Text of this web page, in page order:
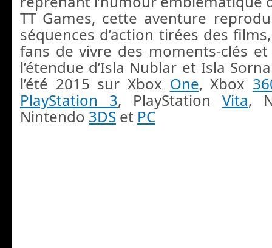
TT Games, cette aventure
séquences d’action tirées des
fans de vivre des moments-clés et
l’étendue d’Isla Nublar et Isla
l’été 2015 sur Xbox One, Xbox
PlayStation 3, PlayStation Vita,
Nintendo 3DS et PC